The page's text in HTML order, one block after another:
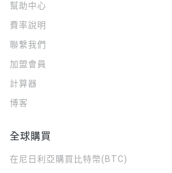
幫助中心
費率說明
聯繫我們
加盟會員
計算器
博客
全球購買
在尼日利亞購買比特幣(BTC)